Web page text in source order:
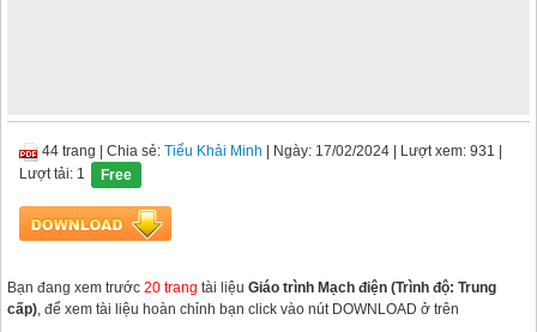
44 trang Chia sẻ: Tiểu Khải Minh | Ngày: 17/02/2024 | Lượt xem: 931
Lượt tải: 1
Free
Bạn đang xem trước 20 trang tài liệu Giáo trình Mạch điện (Trình độ: Trung
cấp), để xem tài liệu hoàn chỉnh bạn click vào nút DOWNLOAD ở trên